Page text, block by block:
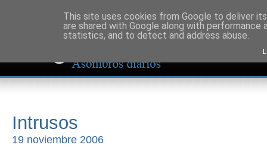
Intrusos
19 noviembre 2006
This site uses cookies from Google to deliver
are shared with Google along with
statistics, and to detect and address abuse.